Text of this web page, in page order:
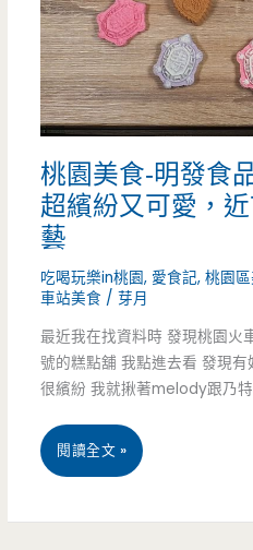
感，
加
了
蚵
更
鮮
先
生
&
金
幣
小
-
騎
樓
下
桃園美食-明發食
超繽紛又可愛，
藝
吃喝玩樂in桃園, 愛食記,桃園
車站美食 /芽月
最近我在找資料時 發現桃園火
號的糕點舖 我點進去看 發現
很繽紛 我就揪著melody跟乃
桃
閱讀全文 »